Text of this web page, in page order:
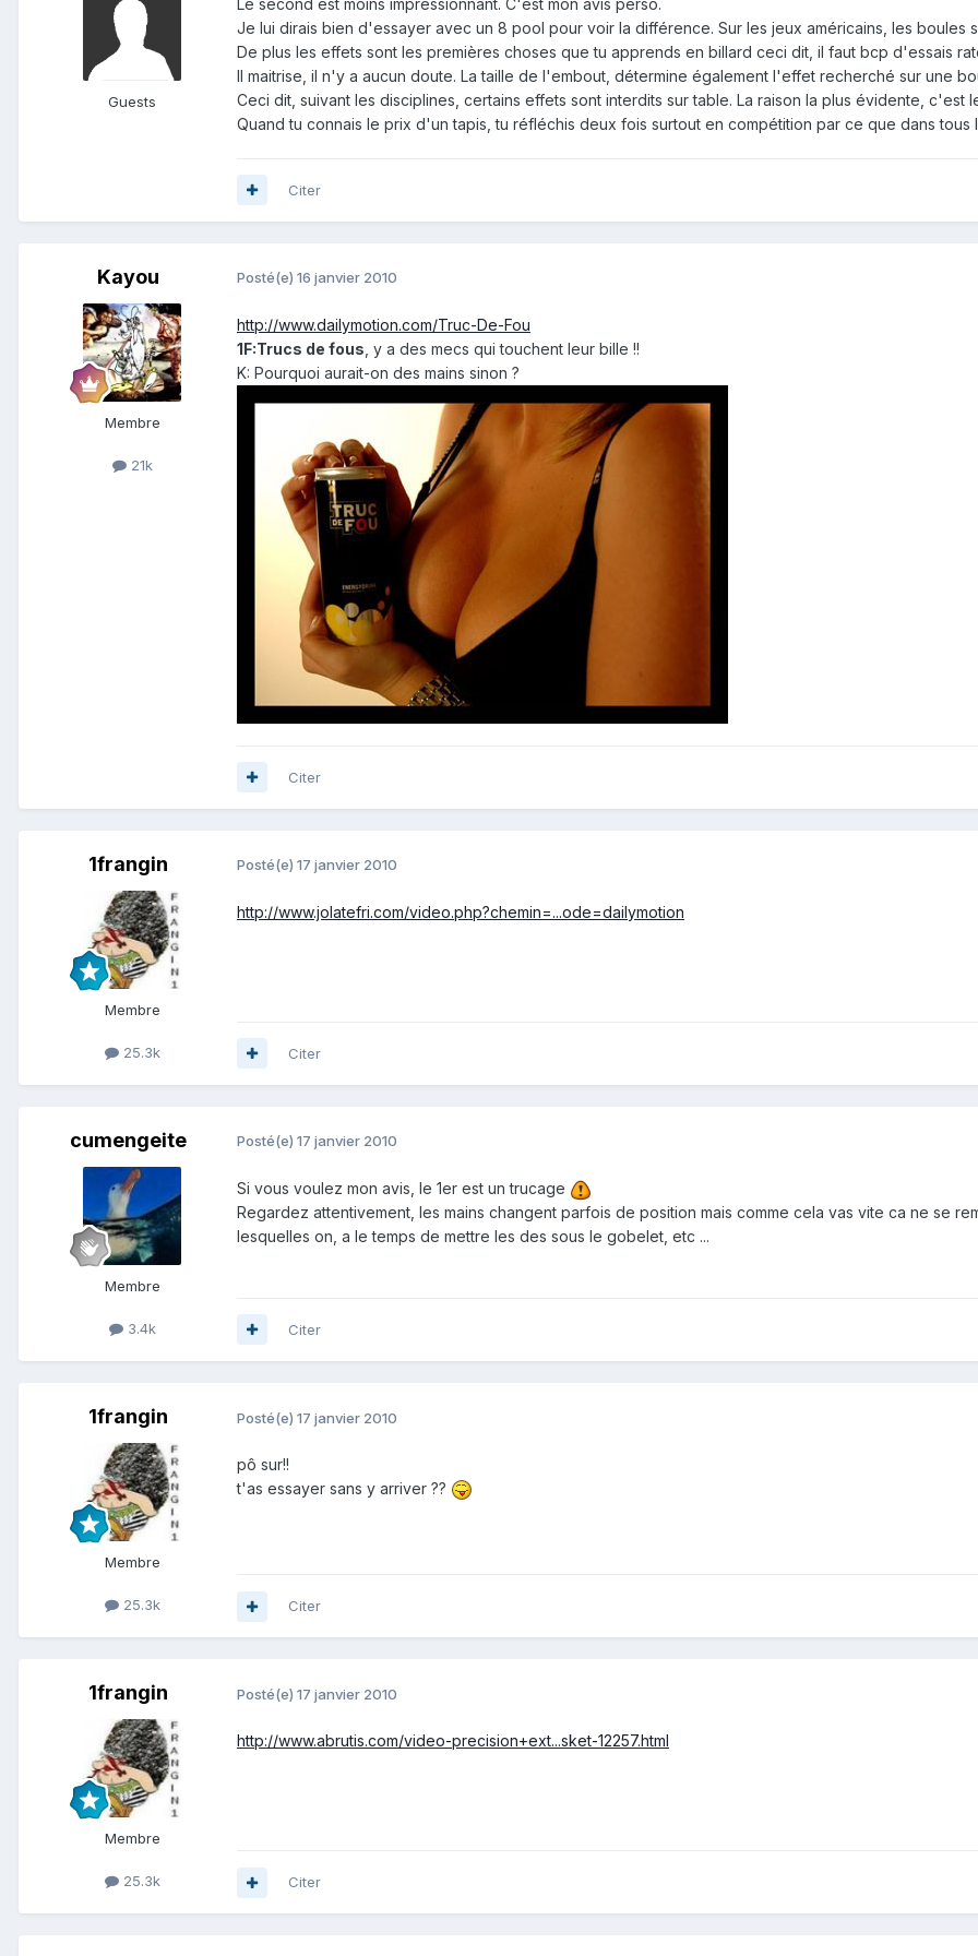
Guests
Je lui dirais bien d'essayer avec un 8 pool pour voir la différence. Sur les jeux américains, les boules
De plus les effets sont les premières choses que tu apprends en billard ceci dit, il faut bcp d'essais
Il maitrise, il n'y a aucun doute. La taille de l'embout, détermine également l'effet recherché sur une
Ceci dit, suivant les disciplines, certains effets sont interdits sur table. La raison la plus évidente, c'est
Quand tu connais le prix d'un tapis, tu réfléchis deux fois surtout en compétition par ce que dans
Citer
Kayou
Membre
21k
Posté(e) 16 janvier 2010
http://www.dailymotion.com/Truc-De-Fou
1F:Trucs de fous , y a des mecs qui touchent leur bille !!
K: Pourquoi aurait-on des mains sinon ?
Citer
1frangin
Membre
25.3k
Posté(e) 17 janvier 2010
http://www.jolatefri.com/video.php?chemin=...ode=dailymotion
Citer
cumengeite
Membre
3.4k
Posté(e) 17 janvier 2010
Si vous voulez mon avis, le 1er est un trucage
Regardez attentivement, les mains changent parfois de position mais comme cela vas vite ca ne se
lesquelles on, a le temps de mettre les des sous le gobelet, etc ...
Citer
1frangin
Membre
25.3k
Posté(e) 17 janvier 2010
pô sur!!
t'as essayer sans y arriver ??
Citer
1frangin
Membre
25.3k
Posté(e) 17 janvier 2010
http://www.abrutis.com/video-precision+ext...sket-12257.html
Citer